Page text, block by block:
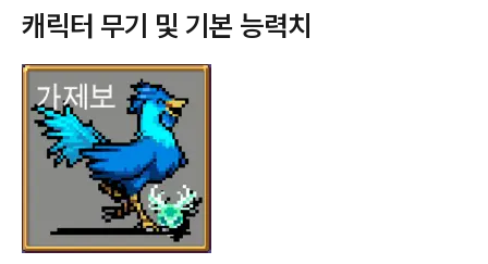
캐릭터 무기 및 기본 능력치